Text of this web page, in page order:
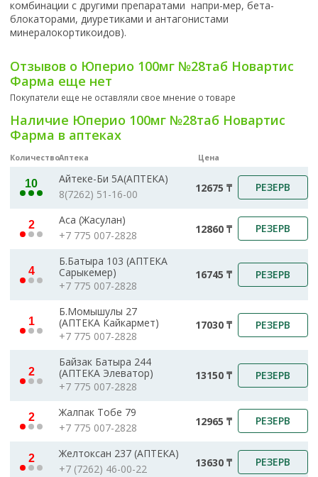
комбинации с другими препаратами напри-мер, бета-
блокаторами, диуретиками и антагонистами
минералокортикоидов).
Отзывов о Юперио 100мг №28таб Новартис
Фарма еще нет
Покупатели еще не оставляли свое мнение о товаре
Наличие Юперио 100мг №28таб Новартис
Фарма в аптеках
КоличествоАптека Цена
10
Айтеке-Би 5А(АПТЕКА)
8(7262) 51-16-00
12675 ₸ РЕЗЕРВ
2
Аса (Жасулан)
+7 775 007-2828
12860 ₸ РЕЗЕРВ
4
Б.Батыра 103 (АПТЕКА
Сарыкемер)
+7 775 007-2828
16745 ₸ РЕЗЕРВ
1
Б.Момышулы 27
(АПТЕКА Кайкармет)
+7 775 007-2828
17030 ₸ РЕЗЕРВ
2
Байзак Батыра 244
(АПТЕКА Элеватор)
+7 775 007-2828
13150 ₸ РЕЗЕРВ
2
Жалпак Тобе 79
+7 775 007-2828
12965 ₸ РЕЗЕРВ
2
Желтоксан 237 (АПТЕКА)
+7 (7262) 46-00-22
13630 ₸ РЕЗЕРВ